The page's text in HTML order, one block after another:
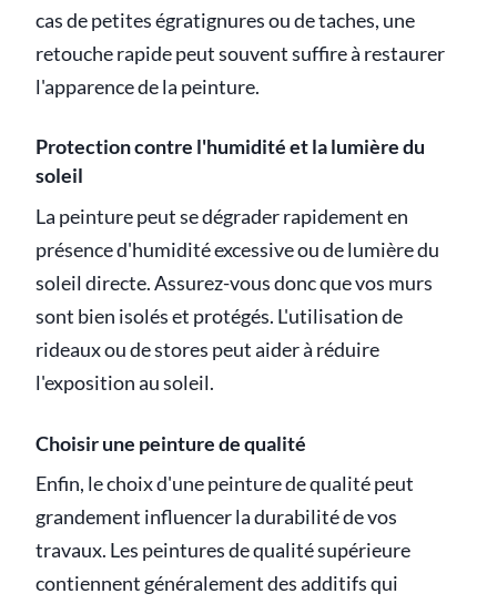
cas de petites égratignures ou de taches, une
retouche rapide peut souvent suffire à restaurer
l'apparence de la peinture.
Protection contre l'humidité et la lumière du
soleil
La peinture peut se dégrader rapidement en
présence d'humidité excessive ou de lumière du
soleil directe. Assurez-vous donc que vos murs
sont bien isolés et protégés. L'utilisation de
rideaux ou de stores peut aider à réduire
l'exposition au soleil.
Choisir une peinture de qualité
Enfin, le choix d'une peinture de qualité peut
grandement influencer la durabilité de vos
travaux. Les peintures de qualité supérieure
contiennent généralement des additifs qui